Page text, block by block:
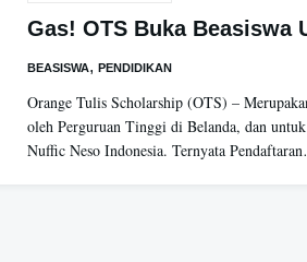
Gas! OTS Buka Beasiswa
BEASISWA, PENDIDIKAN
Orange Tulis Scholarship (OTS) –
oleh Perguruan Tinggi di Belanda, dan
Nuffic Neso Indonesia. Ternyata